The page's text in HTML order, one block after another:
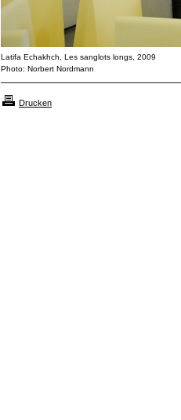
Latifa Echakhch, Les sanglots longs, 2009
Photo: Norbert Nordmann
Drucken